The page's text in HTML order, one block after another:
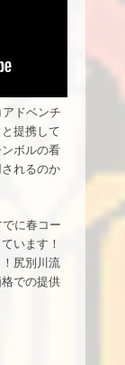
ドベンチ
提携して
ボルの看
れるのか
に春コー
います！
尻別川流
での提供